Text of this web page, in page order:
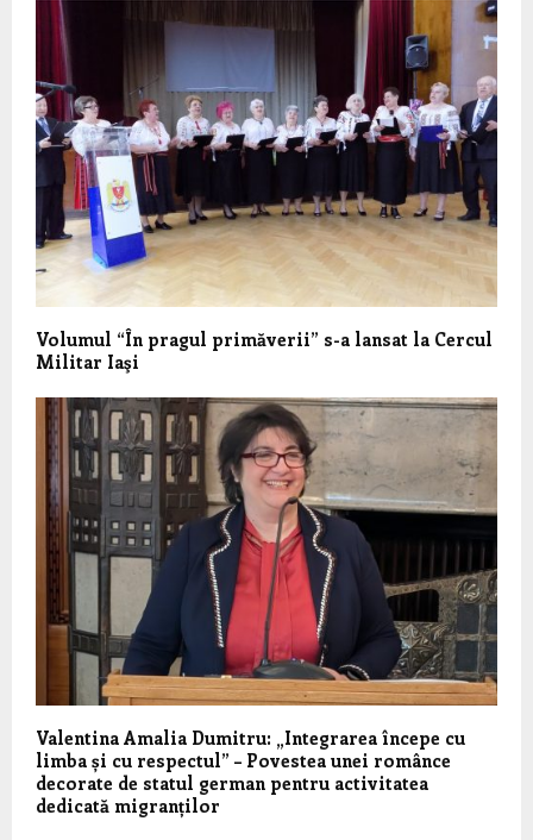
Volumul “În pragul primăverii” s-a lansat la Cercul
Militar Iaşi
Valentina Amalia Dumitru: „Integrarea începe cu
limba și cu respectul” – Povestea unei românce
decorate de statul german pentru activitatea
dedicată migranților